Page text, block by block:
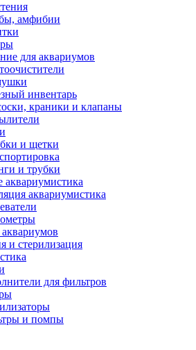
амфибии
для аквариумов
инвентарь
краники и клапаны
и щетки
и трубки
аквариумистика
и стерилизация
для фильтров
и помпы